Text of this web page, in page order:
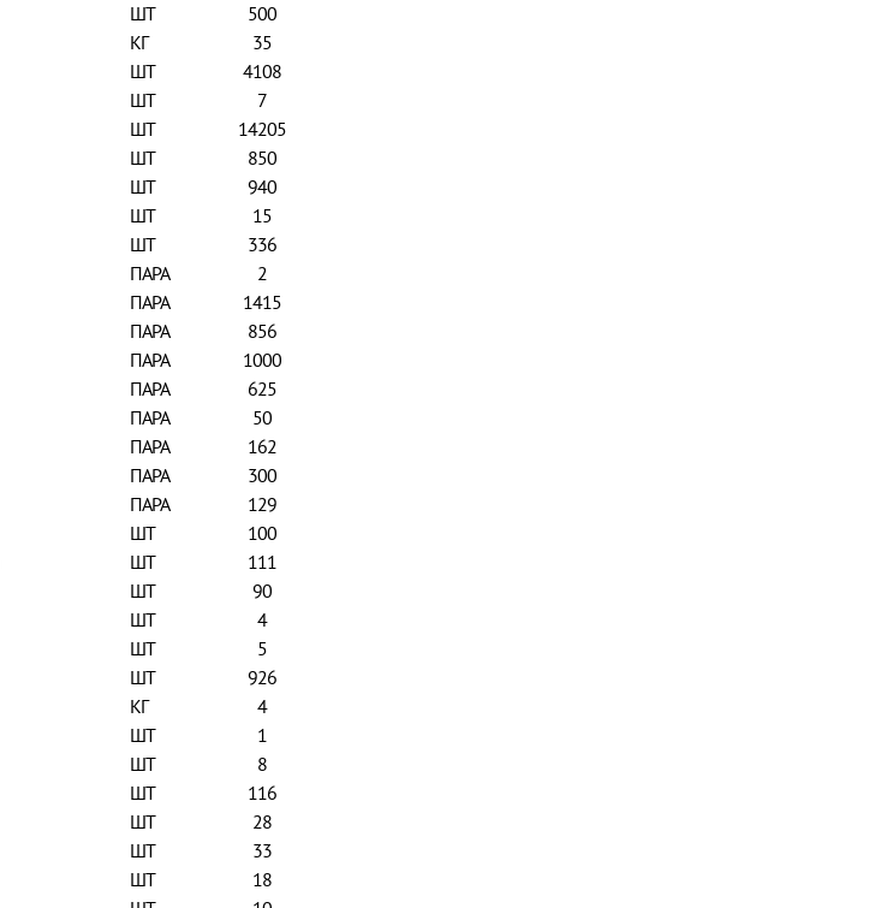
ШТ
500
КГ
35
ШТ
4108
ШТ
7
ШТ
14205
ШТ
850
ШТ
940
ШТ
15
ШТ
336
ПАРА
2
ПАРА
1415
ПАРА
856
ПАРА
1000
ПАРА
625
ПАРА
50
ПАРА
162
ПАРА
300
ПАРА
129
ШТ
100
ШТ
111
ШТ
90
ШТ
4
ШТ
5
ШТ
926
КГ
4
ШТ
1
ШТ
8
ШТ
116
ШТ
28
ШТ
33
ШТ
18